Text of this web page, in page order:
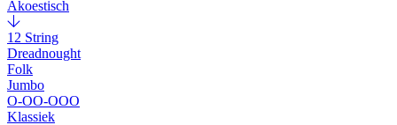
Akoestisch
12 String
Dreadnought
Folk
Jumbo
O-OO-OOO
Klassiek